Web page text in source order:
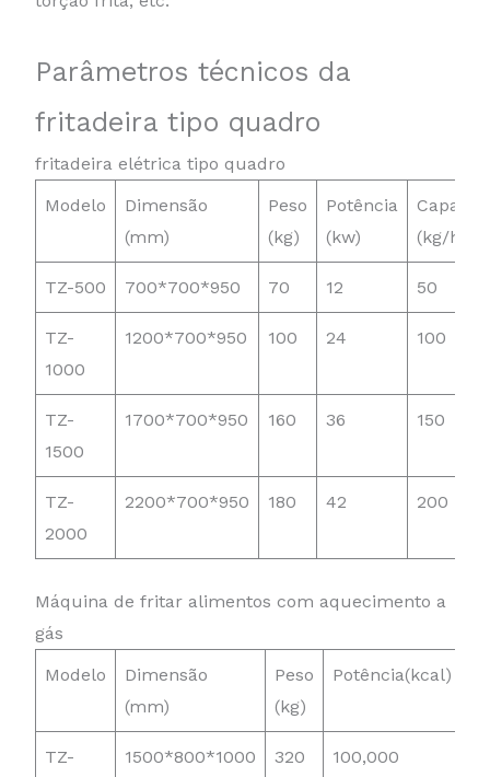
Parâmetros técnicos da
fritadeira tipo quadro
fritadeira elétrica tipo quadro
Modelo
Dimensão
(mm)
Peso
(kg)
Potência
(kw)
(kg/h)
TZ-500 700*700*950 70 12 50
TZ-
1000
1200*700*950 100 24 100
TZ-
1500
1700*700*950 160 36 150
TZ-
2000
2200*700*950 180 42 200
Máquina de fritar alimentos com aquecimento a
gás
Modelo
Dimensão
(mm)
Peso
(kg)
Potência(kcal)
TZ-
1500*800*1000 320 100,000